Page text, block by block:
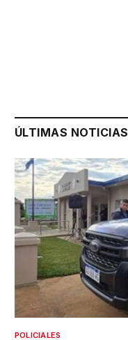
ÚLTIMAS NOTICIAS
POLICIALES